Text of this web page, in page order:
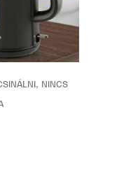
, NINCS